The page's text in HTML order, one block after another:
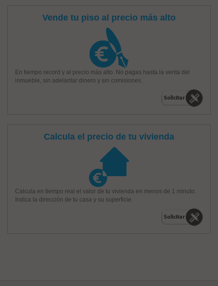
Vende tu piso al precio más alto
En tiempo record y al precio más alto. No pagas hasta la venta del
inmueble, sin adelantar dinero y sin comisiones.
Calcula el precio de tu vivienda
Calcula en tiempo real el valor de tu vivienda en menos de 1 minuto.
Indica la dirección de tu casa y su superficie.